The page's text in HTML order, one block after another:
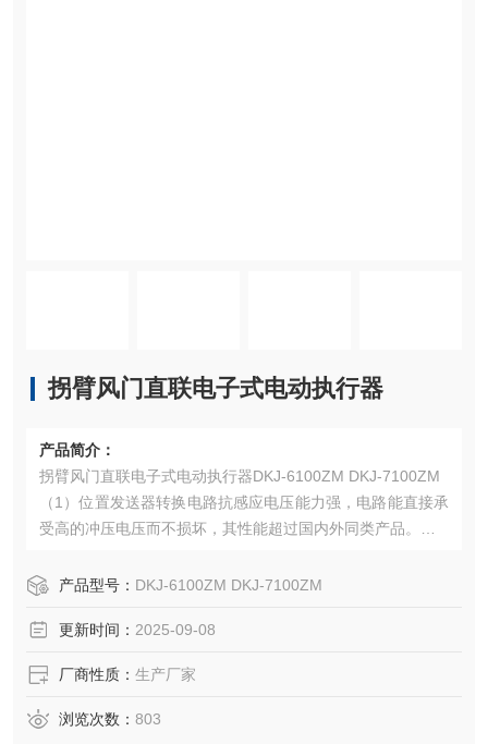
拐臂风门直联电子式电动执行器
产品简介：
拐臂风门直联电子式电动执行器DKJ-6100ZM DKJ-7100ZM
（1）位置发送器转换电路抗感应电压能力强，电路能直接承
受高的冲压电压而不损坏，其性能超过国内外同类产品。
便。
数。
产品型号： DKJ-6100ZM DKJ-7100ZM
更新时间： 2025-09-08
厂商性质： 生产厂家
浏览次数： 803